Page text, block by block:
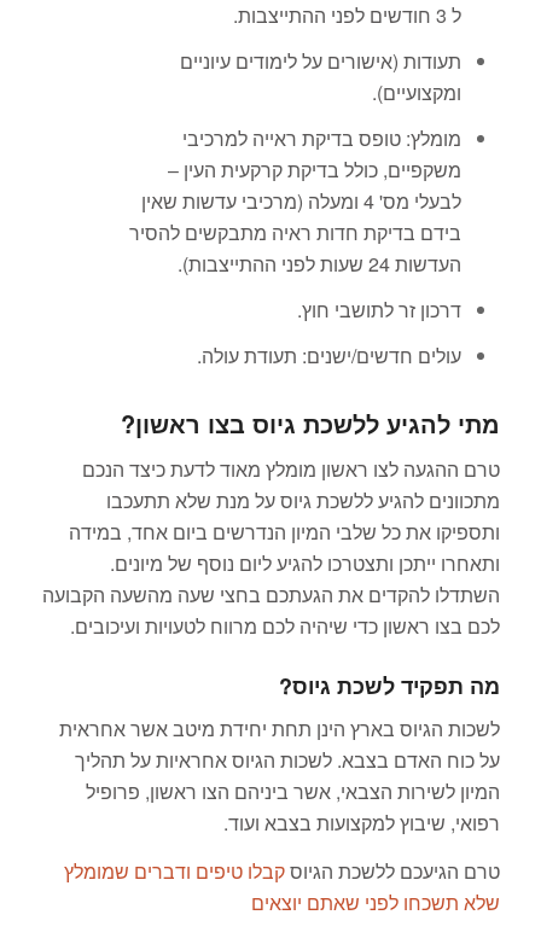
ל 3 חודשים לפני ההתייצבות.
תעודות (אישורים על לימודים עיוניים
ומקצועיים).
מומלץ: טופס בדיקת ראייה למרכיבי
משקפיים, כולל בדיקת קרקעית העין –
לבעלי מס' 4 ומעלה (מרכיבי עדשות שאין
בידם בדיקת חדות ראיה מתבקשים להסיר
העדשות 24 שעות לפני ההתייצבות).
דרכון זר לתושבי חוץ.
עולים חדשים/ישנים: תעודת עולה.
מתי להגיע ללשכת גיוס בצו ראשון?
טרם ההגעה לצו ראשון מומלץ מאוד לדעת כיצד הנכם
מתכוונים להגיע ללשכת גיוס על מנת שלא תתעכבו
ותספיקו את כל שלבי המיון הנדרשים ביום אחד, במידה
ותאחרו ייתכן ותצטרכו להגיע ליום נוסף של מיונים.
השתדלו להקדים את הגעתכם בחצי שעה מהשעה הקבועה
לכם בצו ראשון כדי שיהיה לכם מרווח לטעויות ועיכובים.
מה תפקיד לשכת גיוס?
לשכות הגיוס בארץ הינן תחת יחידת מיטב אשר אחראית
על כוח האדם בצבא. לשכות הגיוס אחראיות על תהליך
המיון לשירות הצבאי, אשר ביניהם הצו ראשון, פרופיל
רפואי, שיבוץ למקצועות בצבא ועוד.
טרם הגיעכם ללשכת הגיוסקבלו טיפים ודברים שמומלץ
שלא תשכחו לפני שאתם יוצאים